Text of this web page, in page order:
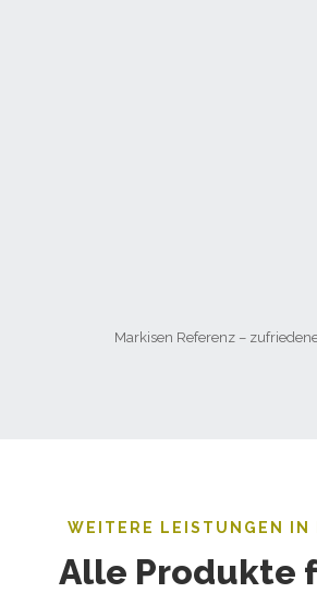
Markisen Referenz –
WEITERE LEISTUNGEN IN
Alle Produkte